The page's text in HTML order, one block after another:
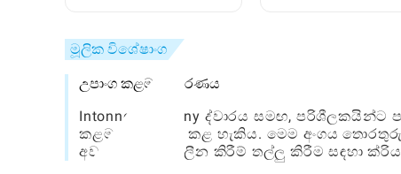
මූලික විශේෂාංග
උපාංග කළමනාකරණය
Intonne Company ද්වාරය සමඟ,
කළමනාකරණය කළ හැකිය. මෙම අංගය
අවශ්ය යාවත්කාලීන කිරීම් තල්ලු කිරීම සඳහා